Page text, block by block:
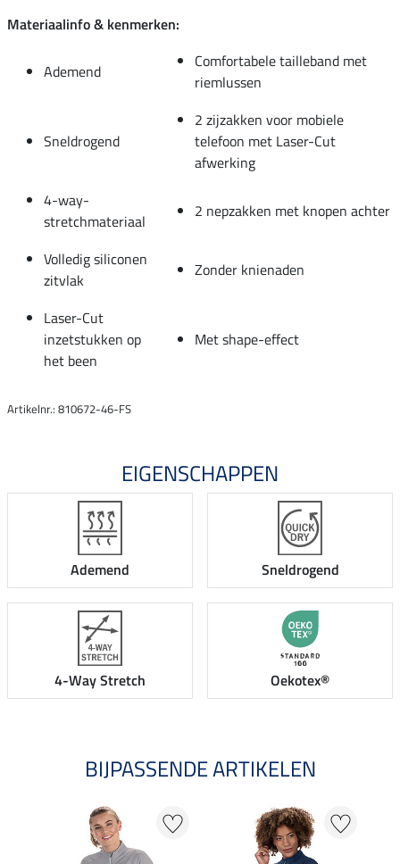
Materiaalinfo & kenmerken:
Ademend
Comfortabele tailleband met
riemlussen
Sneldrogend
2 zijzakken voor mobiele
telefoon met Laser-Cut
afwerking
4-way-
stretchmateriaal
2 nepzakken met knopen achter
Volledig siliconen
zitvlak
Zonder knienaden
Laser-Cut
inzetstukken op
het been
Met shape-effect
Artikelnr.: 810672-46-FS
EIGENSCHAPPEN
Ademend Sneldrogend
4-Way Stretch Oekotex®
BIJPASSENDE ARTIKELEN